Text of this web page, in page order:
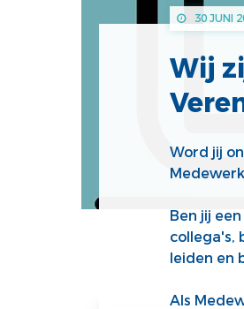
30 JUNI
Wij
Word jij
Ben jij
collega's,
leiden en
Als